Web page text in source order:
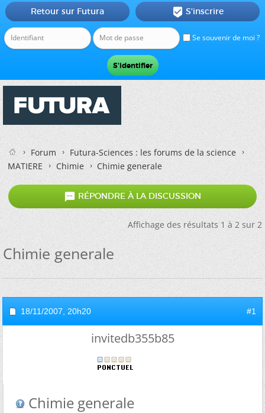
Se souvenir de moi ?
Retour sur Futura  S'inscrire
Forum
Futura-Sciences : les forums de la science
MATIERE
Chimie Chimie generale
 RÉPONDRE À LA DISCUSSION
Affichage des résultats 1 à 2 sur 2
Chimie generale
18/11/2007, 20h20 #1
invitedb355b85
Chimie generale